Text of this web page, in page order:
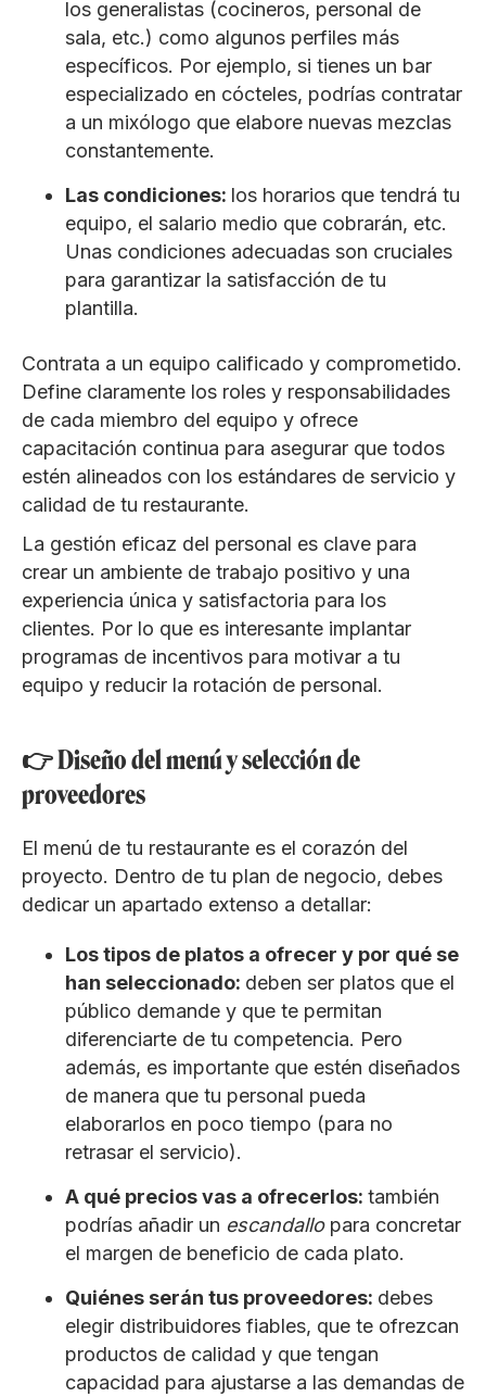
los generalistas (cocineros, personal de
sala, etc.) como algunos perfiles más
específicos. Por ejemplo, si tienes un bar
especializado en cócteles, podrías contratar
a un mixólogo que elabore nuevas mezclas
constantemente.
Las condiciones: los horarios que tendrá tu
equipo, el salario medio que cobrarán, etc.
Unas condiciones adecuadas son cruciales
para garantizar la satisfacción de tu
plantilla.
Contrata a un equipo calificado y comprometido.
Define claramente los roles y responsabilidades
de cada miembro del equipo y ofrece
capacitación continua para asegurar que todos
estén alineados con los estándares de servicio y
calidad de tu restaurante.
La gestión eficaz del personal es clave para
crear un ambiente de trabajo positivo y una
experiencia única y satisfactoria para los
clientes. Por lo que es interesante implantar
programas de incentivos para motivar a tu
equipo y reducir la rotación de personal.
👉 Diseño del menú y selección de
proveedores
El menú de tu restaurante es el corazón del
proyecto. Dentro de tu plan de negocio, debes
dedicar un apartado extenso a detallar:
Los tipos de platos a ofrecer y por qué se
han seleccionado: deben ser platos que el
público demande y que te permitan
diferenciarte de tu competencia. Pero
además, es importante que estén diseñados
de manera que tu personal pueda
elaborarlos en poco tiempo (para no
retrasar el servicio).
A qué precios vas a ofrecerlos: también
podrías añadir un escandallo para concretar
el margen de beneficio de cada plato.
Quiénes serán tus proveedores: debes
elegir distribuidores fiables, que te ofrezcan
productos de calidad y que tengan
capacidad para ajustarse a las demandas de